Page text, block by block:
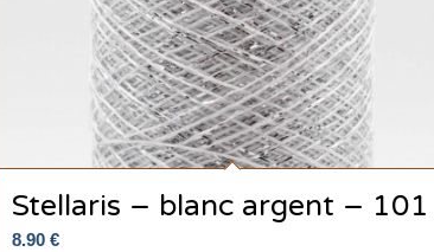
Stellaris – blanc argent – 101
8.90 €